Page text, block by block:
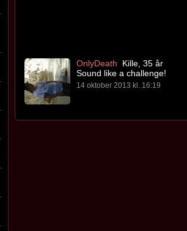
OnlyDeath
Kille, 35 år
Sound like a challenge!
14 oktober 2013 kl. 16:19